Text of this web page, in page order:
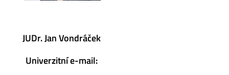
JUDr. Jan Vondráček
Univerzitní e-mail: